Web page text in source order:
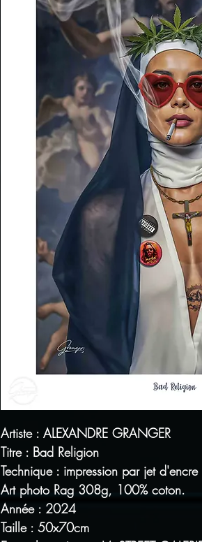
Artiste : ALEXANDRE GRANGER
Titre : Bad Religion
Technique : impression par jet
Art photo Rag 308g, 100% coton.
Année : 2024
Taille : 50x70cm